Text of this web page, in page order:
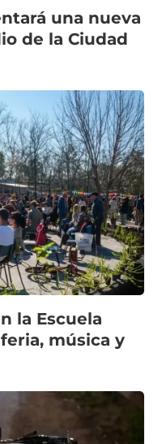
una nueva
de la Ciudad
la Escuela
música y